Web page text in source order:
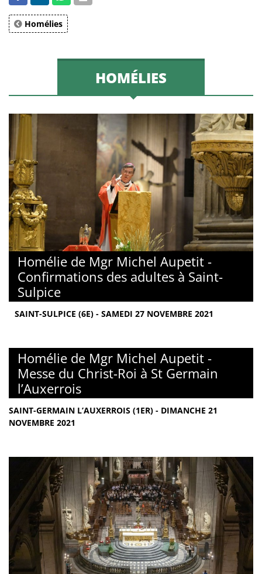
Homélies
HOMÉLIES
Homélie de Mgr Michel Aupetit -
Confirmations des adultes à Saint-
Sulpice
SAINT-SULPICE (6E) - SAMEDI 27 NOVEMBRE 2021
Homélie de Mgr Michel Aupetit -
Messe du Christ-Roi à St Germain
l’Auxerrois
SAINT-GERMAIN L’AUXERROIS (1ER) - DIMANCHE 21
NOVEMBRE 2021